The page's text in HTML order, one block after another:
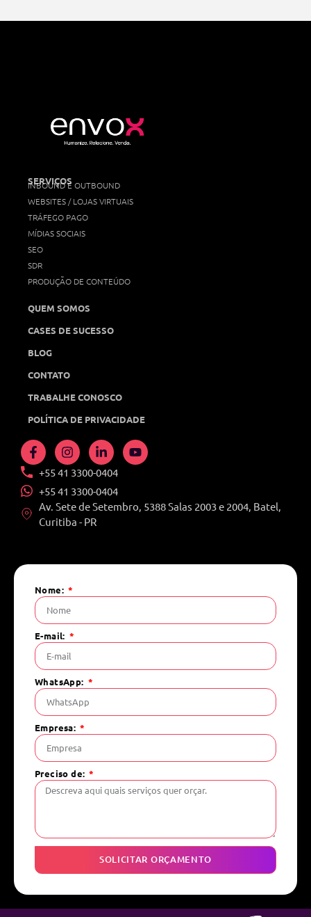
SERVIÇOS
INBOUND E OUTBOUND
WEBSITES / LOJAS VIRTUAIS
TRÁFEGO PAGO
MÍDIAS SOCIAIS
SEO
SDR
PRODUÇÃO DE CONTEÚDO
QUEM SOMOS
CASES DE SUCESSO
BLOG
CONTATO
TRABALHE CONOSCO
POLÍTICA DE PRIVACIDADE
+55 41 3300-0404
+55 41 3300-0404
Av. Sete de Setembro, 5388 Salas 2003 e 2004, Batel,
Curitiba - PR
Nome:
E-mail:
WhatsApp:
Empresa:
Preciso de:
SOLICITAR ORÇAMENTO